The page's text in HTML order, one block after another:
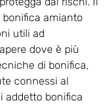
amianto
utili ad
dove è più
di bonifica,
connessi al
addetto bonifica